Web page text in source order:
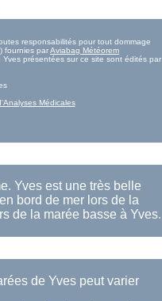
responsabilités pour tout dommage
fournies parAviabag Météorem
présentées sur ce site sont édités par
Médicales
Yves est une très belle
bord de mer lors de la
de la marée basse à Yves.
de Yves peut varier